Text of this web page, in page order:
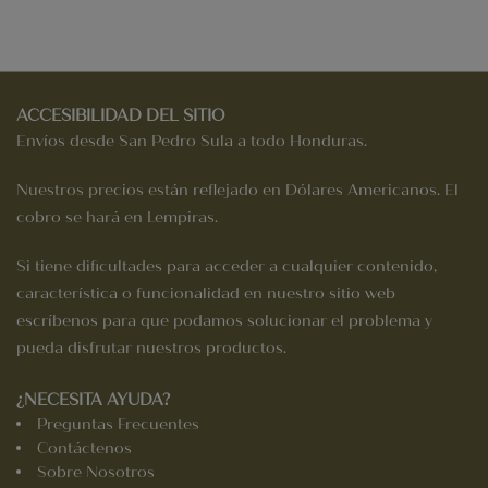
ACCESIBILIDAD DEL SITIO
Envíos desde San Pedro Sula a todo Honduras.
Nuestros precios están reflejado en Dólares Americanos. El
cobro se hará en Lempiras.
Si tiene dificultades para acceder a cualquier contenido,
característica o funcionalidad en nuestro sitio web
escríbenos para que podamos solucionar el problema y
pueda disfrutar nuestros productos.
¿NECESITA AYUDA?
Preguntas Frecuentes
Contáctenos
Sobre Nosotros